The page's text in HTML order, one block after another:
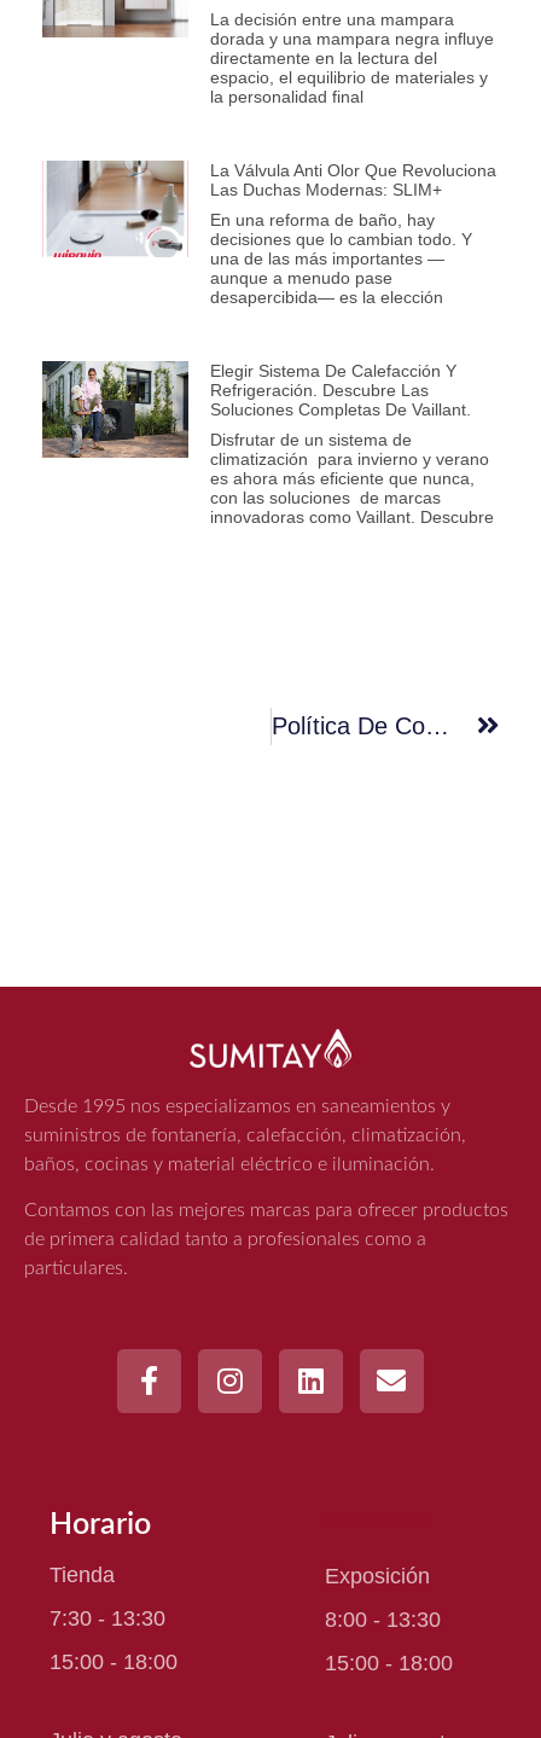
La decisión entre una mampara
dorada y una mampara negra influye
directamente en la lectura del
espacio, el equilibrio de materiales y
la personalidad final
La Válvula Anti Olor Que Revoluciona
Las Duchas Modernas: SLIM+
En una reforma de baño, hay
decisiones que lo cambian todo. Y
una de las más importantes —
aunque a menudo pase
desapercibida— es la elección
Elegir Sistema De Calefacción Y
Refrigeración. Descubre Las
Soluciones Completas De Vaillant.
Disfrutar de un sistema de
climatización para invierno y verano
es ahora más eficiente que nunca,
con las soluciones de marcas
innovadoras como Vaillant. Descubre
Política De Cookies
Desde 1995 nos especializamos en saneamientos y
suministros de fontanería, calefacción, climatización,
baños, cocinas y material eléctrico e iluminación.
Contamos con las mejores marcas para ofrecer productos
de primera calidad tanto a profesionales como a
particulares.
Horario
Tienda
7:30 - 13:30
15:00 - 18:00
Exposición
8:00 - 13:30
15:00 - 18:00